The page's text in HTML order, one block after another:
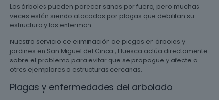
Los árboles pueden parecer sanos por fuera, pero muchas
veces están siendo atacados por plagas que debilitan su
estructura y los enferman.
Nuestro servicio de eliminación de plagas en árboles y
jardines en San Miguel del Cinca , Huesca actúa directamente
sobre el problema para evitar que se propague y afecte a
otros ejemplares o estructuras cercanas.
Plagas y enfermedades del arbolado